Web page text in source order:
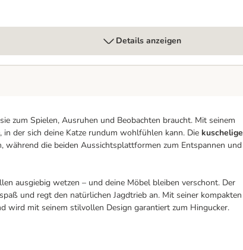
Details anzeigen
zum Spielen, Ausruhen und Beobachten braucht. Mit seinem
der sich deine Katze rundum wohlfühlen kann. Die kuschelige
während die beiden Aussichtsplattformen zum Entspannen und
ausgiebig wetzen – und deine Möbel bleiben verschont. Der
und regt den natürlichen Jagdtrieb an. Mit seiner kompakten
wird mit seinem stilvollen Design garantiert zum Hingucker.